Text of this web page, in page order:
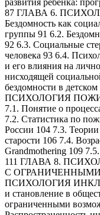
87 ГЛАВА 6.
Бездомность как
группы 91 6.2.
92 6.3. Социальные
человека 93 6.4.
и его влияния на
нисходящей
бездомности в
ПСИХОЛОГИЯ
7.1. Понятие о
7.2. Статистика по
России 104 7.3.
старости 106 7.4.
Grandmothering 109
111 ГЛАВА 8.
С
ПСИХОЛОГИЯ
и становление в
ограниченными